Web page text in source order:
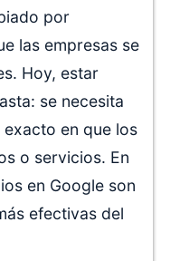
por
las empresas se
Hoy, estar
se necesita
en que los
o servicios. En
en Google son
efectivas del